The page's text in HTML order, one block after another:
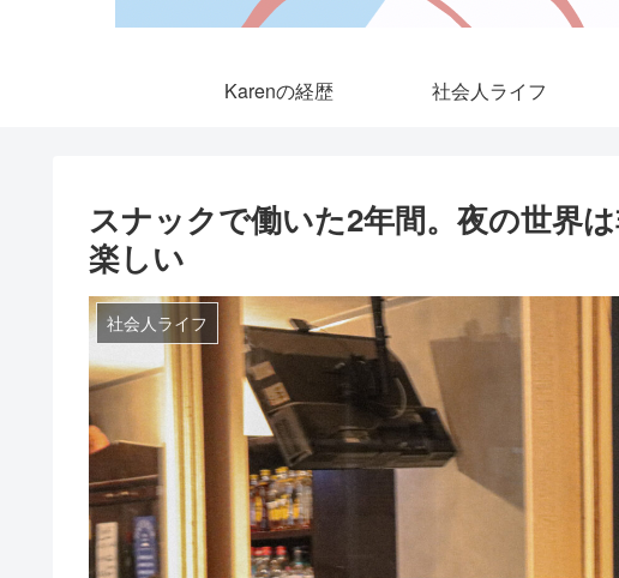
Karenの経歴 社会人ライフ
スナックで働いた2年間。夜の世界
楽しい
社会人ライフ